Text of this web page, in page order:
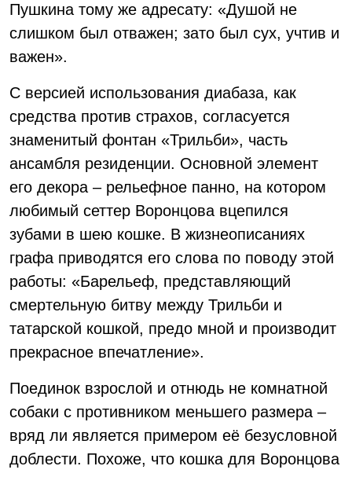
Пушкина тому же адресату: «Душой не
слишком был отважен; зато был сух, учтив и
важен».
С версией использования диабаза, как
средства против страхов, согласуется
знаменитый фонтан «Трильби», часть
ансамбля резиденции. Основной элемент
его декора – рельефное панно, на котором
любимый сеттер Воронцова вцепился
зубами в шею кошке. В жизнеописаниях
графа приводятся его слова по поводу этой
работы: «Барельеф, представляющий
смертельную битву между Трильби и
татарской кошкой, предо мной и производит
прекрасное впечатление».
Поединок взрослой и отнюдь не комнатной
собаки с противником меньшего размера –
вряд ли является примером её безусловной
доблести. Похоже, что кошка для Воронцова